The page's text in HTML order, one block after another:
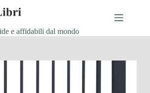
e affidabili dal mondo